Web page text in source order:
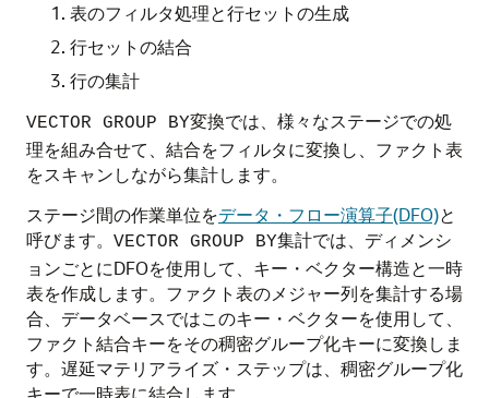
表のフィルタ処理と行セットの生成
行セットの結合
行の集計
VECTOR GROUP BY変換では、様々なステージでの処
理を組み合せて、結合をフィルタに変換し、ファクト表
をスキャンしながら集計します。
ステージ間の作業単位をデータ・フロー演算子(DFO)と
呼びます。 VECTOR GROUP BY集計では、ディメンシ
ョンごとにDFOを使用して、キー・ベクター構造と一時
表を作成します。ファクト表のメジャー列を集計する場
合、データベースではこのキー・ベクターを使用して、
ファクト結合キーをその稠密グループ化キーに変換しま
す。遅延マテリアライズ・ステップは、稠密グループ化